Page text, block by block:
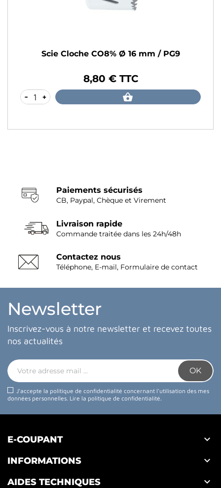
Scie Cloche CO8% Ø 16 mm / PG9
8,80 € TTC
- +
Paiements sécurisés
CB, Paypal, Chèque et Virement
Livraison rapide
Commande traitée dans les 24h/48h
Contactez nous
Téléphone, E-mail, Formulaire de contact
Newsletter
Inscrivez-vous à notre newsletter et recevez toutes
nos actualités
J'accepte la politique de confidentialité concernant l'utilisation des mes
données personnelles. Lire la politique de confidentialité.
E-COUPANT 
INFORMATIONS 
AIDES TECHNIQUES 